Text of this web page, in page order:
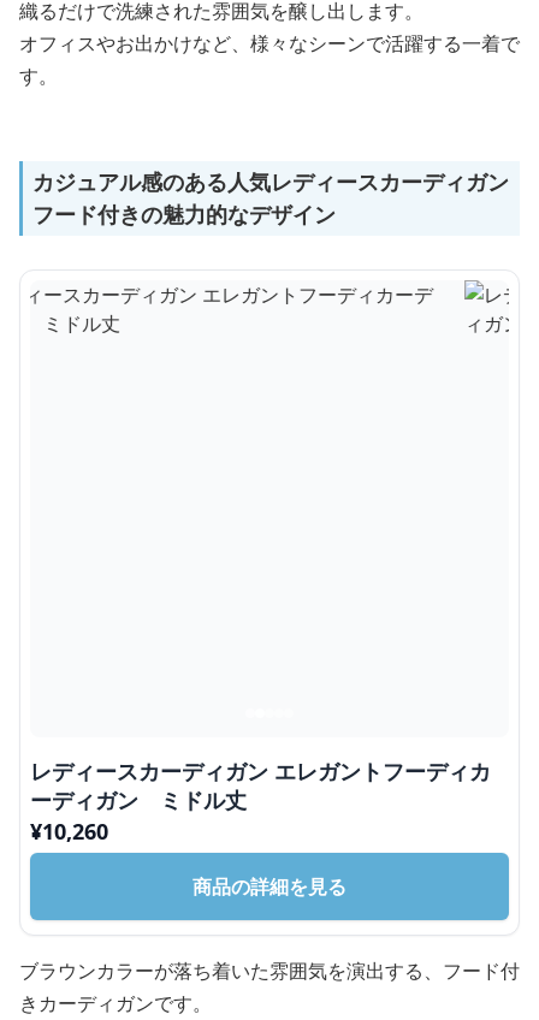
織るだけで洗練された雰囲気を醸し出します。
オフィスやお出かけなど、様々なシーンで活躍する一着で
す。
カジュアル感のある人気レディースカーディガン
フード付きの魅力的なデザイン
レディースカーディガン エレガントフーディカ
ーディガン ミドル丈
¥10,260
商品の詳細を見る
ブラウンカラーが落ち着いた雰囲気を演出する、フード付
きカーディガンです。